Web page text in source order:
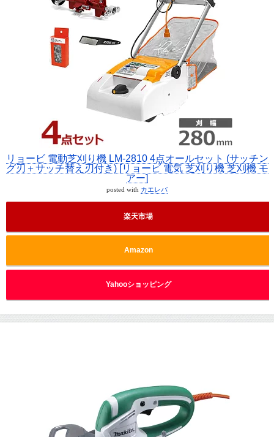
リョービ 電動芝刈り機 LM-2810 4点オールセット (サッチン
グ刃＋サッチ替え刃付き) [リョービ 電気 芝刈り機 芝刈機 モ
アー]
posted with カエレバ
楽天市場
Amazon
Yahooショッピング